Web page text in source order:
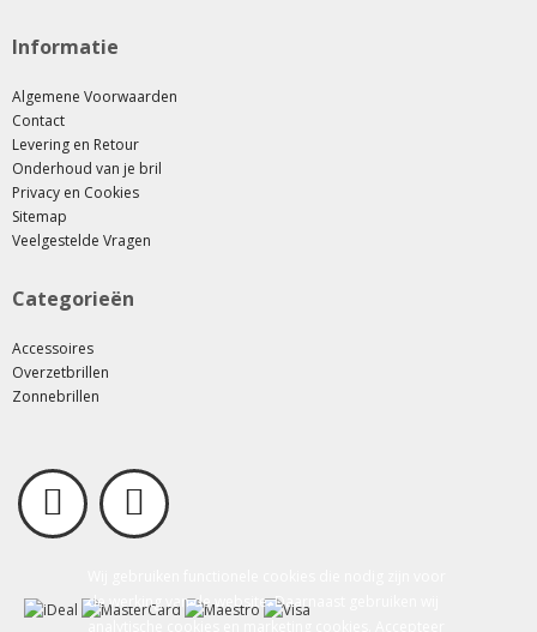
de werking van de website. Daarnaast gebruiken wij
Informatie
Algemene Voorwaarden
Contact
Levering en Retour
Onderhoud van je bril
Privacy en Cookies
Sitemap
Veelgestelde Vragen
Categorieën
Accessoires
Overzetbrillen
Zonnebrillen